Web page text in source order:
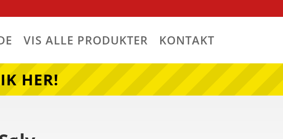
VIS ALLE PRODUKTER KONTAKT
HER!